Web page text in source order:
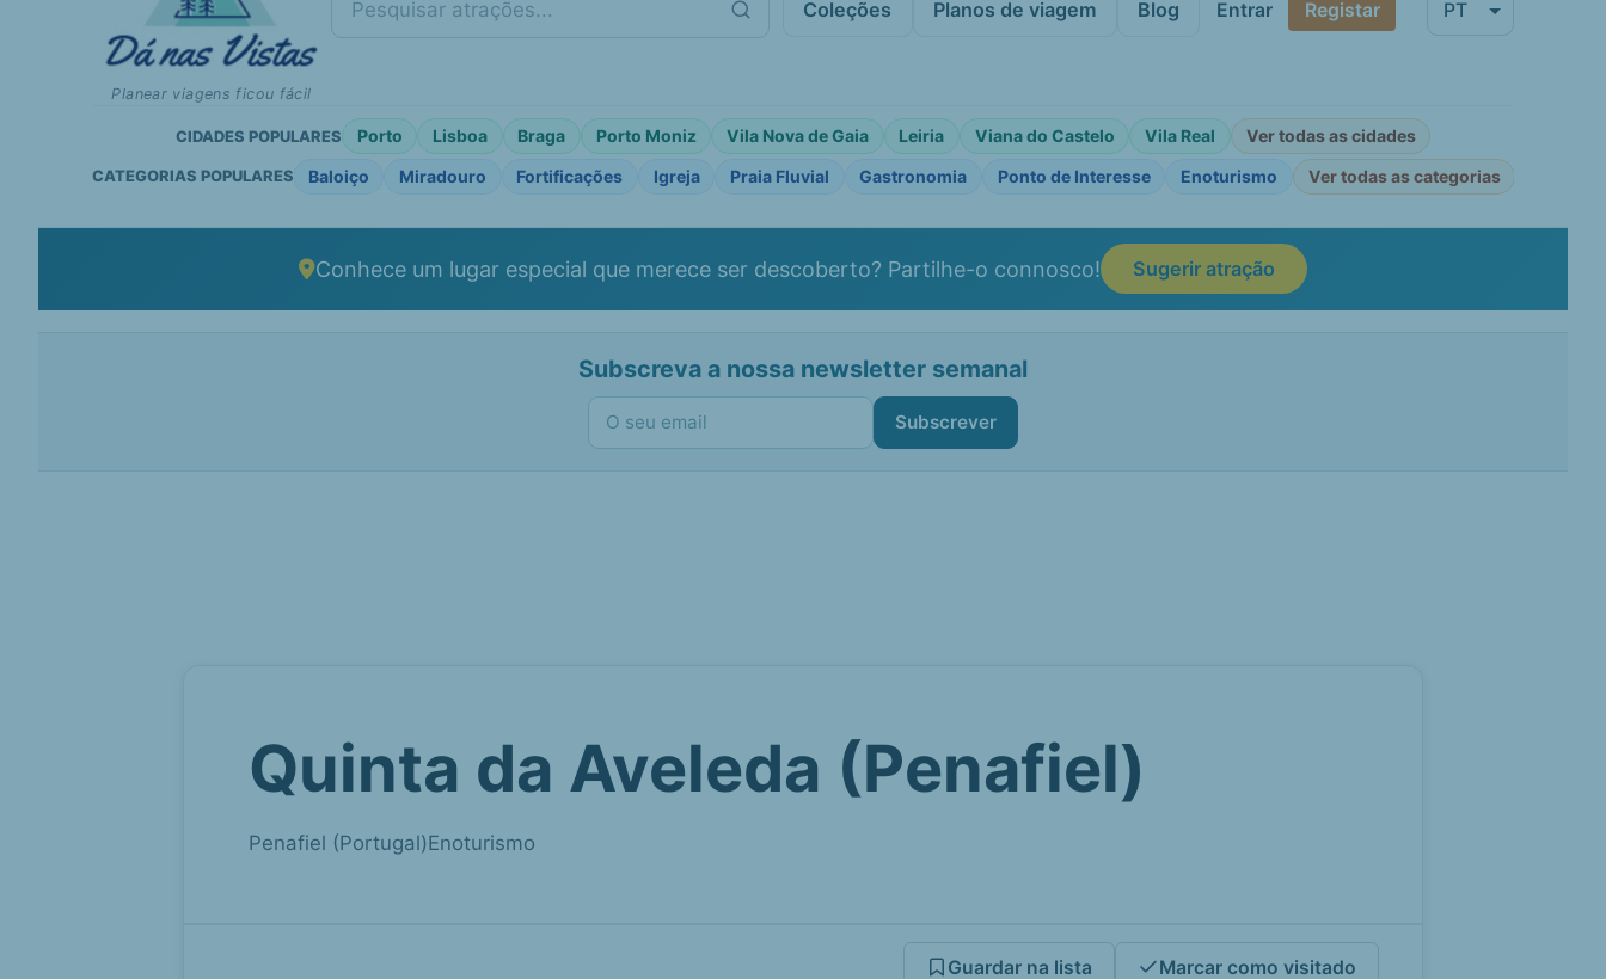
Planear viagens ficou fácil
Coleções Planos de viagem Blog Entrar Registar
CIDADES POPULARES Porto Lisboa Braga Porto Moniz Vila Nova de Gaia Leiria Viana do Castelo Vila Real Ver todas as cidades
CATEGORIAS POPULARES Baloiço Miradouro Fortificações Igreja Praia Fluvial Gastronomia Ponto de Interesse Enoturismo Ver todas as categorias
Conhece um lugar especial que merece ser descoberto? Partilhe-o connosco! Sugerir atração
Subscreva a nossa newsletter semanal
Subscrever
Quinta da Aveleda (Penafiel)
Penafiel (Portugal)Enoturismo
Guardar na lista Marcar como visitado